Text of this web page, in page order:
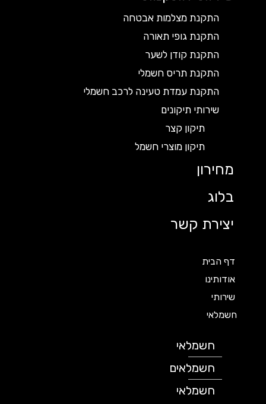
התקנת מצלמות אבטחה
התקנת גופי תאורה
התקנת קודן לשער
התקנת תריס חשמלי
התקנת עמדת טעינה לרכב חשמלי
שירותי תיקונים
תיקון קצר
תיקון מוצרי חשמל
מחירון
בלוג
יצירת קשר
דף הבית
אודותינו
שירותי
חשמלאי
חשמלאי
חשמלאים
חשמלאי